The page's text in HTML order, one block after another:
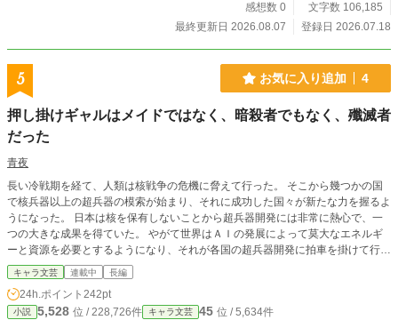
っていた不妊の女神たちにとって、蓮司の絶倫な種こそが、
島と彼女たちを消滅から救う唯一の“特効薬”だったのだ！ 島
の青年が、最強の種馬として女神たちのお腹を自分の子供で
いっぱいに満たしていく、極上の子だくさん・全肯定ハーレ
感想数 0
文字数 106,185
最終更新日 2026.08.07
登録日 2026.07.18
5 お気に入り追加 4
押し掛けギャルはメイドではなく、暗殺者でもなく、殲滅者
だった
青夜
長い冷戦期を経て、人類は核戦争の危機に脅えて行った。 そこから幾つかの国
で核兵器以上の超兵器の模索が始まり、それに成功した国々が新たな力を握るよ
うになった。 日本は核を保有しないことから超兵器開発には非常に熱心で、一
つの大きな成果を得ていた。 やがて世界はＡＩの発展によって莫大なエネルギ
ーと資源を必要とするようになり、それが各国の超兵器開発に拍車を掛けて行
く。 そしてある科学者が《特異点》の存在を提唱し、国や集団がある特定の人
間の存在に存続が帰結することが判明した。 この《特異点》と超兵器とが全世
界を混沌に押し流していく。 これはそういう時代の愛の物語……
キャラ文芸 連載中 長編
24h.ポイント 242pt
小説 5,528 位 / 228,726件 キャラ文芸 45 位 / 5,634件